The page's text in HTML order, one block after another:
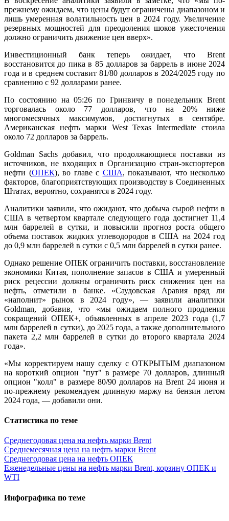
прежнему ожидаем, что цены будут ограничены диапазоном и
лишь умеренная волатильность цен в 2024 году. Увеличение
резервных мощностей для преодоления шоков ужесточения
должно ограничить движение цен вверх».
Инвестиционный банк теперь ожидает, что Brent
восстановится до пика в 85 долларов за баррель в июне 2024
года и в среднем составит 81/80 долларов в 2024/2025 году по
сравнению с 92 долларами ранее.
По состоянию на 05:26 по Гринвичу в понедельник Brent
торговалась около 77 долларов, что на 20% ниже
многомесячных максимумов, достигнутых в сентябре.
Американская нефть марки West Texas Intermediate стоила
около 72 долларов за баррель.
Goldman Sachs добавил, что продолжающиеся поставки из
источников, не входящих в Организацию стран-экспортеров
нефти (ОПЕК), во главе с США, показывают, что несколько
факторов, благоприятствующих производству в Соединенных
Штатах, вероятно, сохранятся в 2024 году.
Аналитики заявили, что ожидают, что добыча сырой нефти в
США в четвертом квартале следующего года достигнет 11,4
млн баррелей в сутки, и повысили прогноз роста общего
объема поставок жидких углеводородов в США на 2024 год
до 0,9 млн баррелей в сутки с 0,5 млн баррелей в сутки ранее.
Однако решение ОПЕК ограничить поставки, восстановление
экономики Китая, пополнение запасов в США и умеренный
риск рецессии должны ограничить риск снижения цен на
нефть, отметили в банке. «Саудовская Аравия вряд ли
«наполнит» рынок в 2024 году», — заявили аналитики
Goldman, добавив, что «мы ожидаем полного продления
сокращений ОПЕК+, объявленных в апреле 2023 года (1,7
млн баррелей в сутки), до 2025 года, а также дополнительного
пакета 2,2 млн баррелей в сутки до второго квартала 2024
года».
«Мы корректируем нашу сделку с ОТКРЫТЫМ диапазоном
на короткий опцион "пут" в размере 70 долларов, длинный
опцион "колл" в размере 80/90 долларов на Brent 24 июня и
по-прежнему рекомендуем длинную маржу на бензин летом
2024 года, — добавили они.
Статистика по теме
Среднегодовая цена на нефть марки Brent
Среднемесячная цена на нефть марки Brent
Среднегодовая цена на нефть ОПЕК
Еженедельные цены на нефть марки Brent, корзину ОПЕК и
WTI
Инфографика по теме